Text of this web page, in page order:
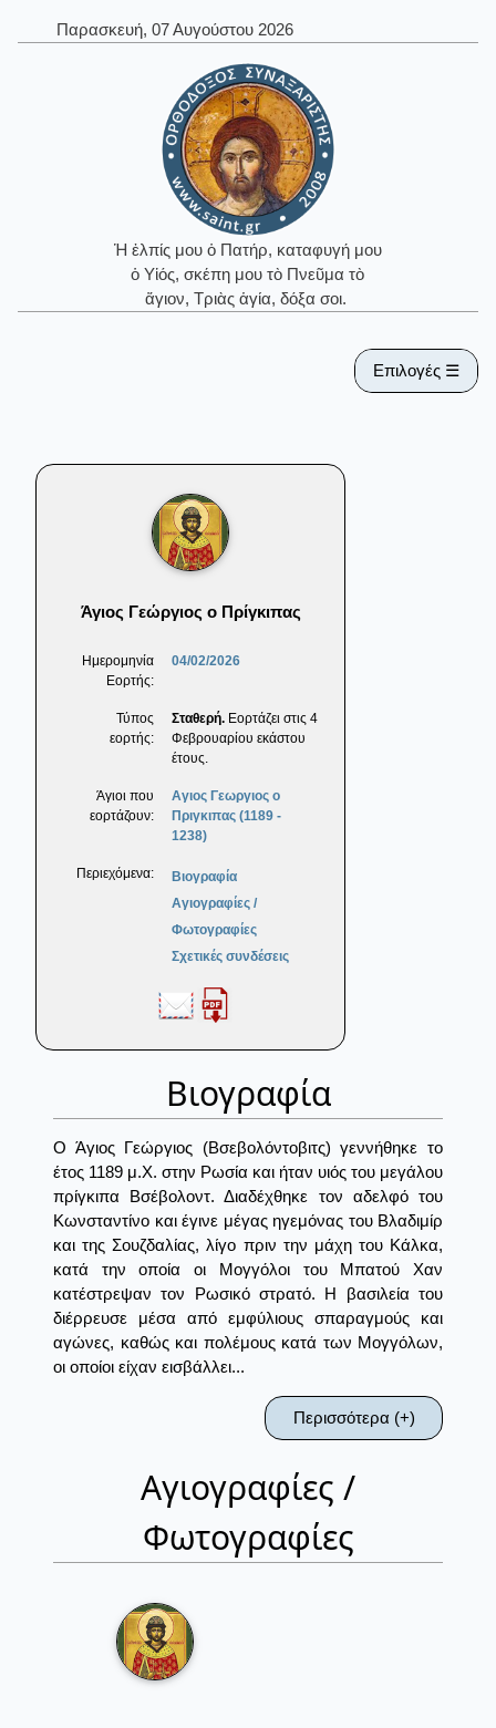
Παρασκευή, 07 Αυγούστου 2026
Ἡ ἐλπίς μου ὁ Πατήρ, καταφυγή μου
ὁ Υἱός, σκέπη μου τὸ Πνεῦμα τὸ
ἅγιον, Τριὰς ἁγία, δόξα σοι.
Επιλογές ☰
Άγιος Γεώργιος ο Πρίγκιπας
Ημερομηνία
Εορτής:
04/02/2026
Τύπος
εορτής:
Σταθερή. Εορτάζει στις 4
Φεβρουαρίου εκάστου
έτους.
Άγιοι που
εορτάζουν:
Αγιος Γεωργιος ο
Πριγκιπας (1189 -
1238)
Περιεχόμενα:
Βιογραφία
Αγιογραφίες /
Φωτογραφίες
Σχετικές συνδέσεις
Βιογραφία
Ο Άγιος Γεώργιος (Βσεβολόντοβιτς) γεννήθηκε το
έτος 1189 μ.Χ. στην Ρωσία και ήταν υιός του μεγάλου
πρίγκιπα Βσέβολοντ. Διαδέχθηκε τον αδελφό του
Κωνσταντίνο και έγινε μέγας ηγεμόνας του Βλαδιμίρ
και της Σουζδαλίας, λίγο πριν την μάχη του Κάλκα,
κατά την οποία οι Μογγόλοι του Μπατού Χαν
κατέστρεψαν τον Ρωσικό στρατό. Η βασιλεία του
διέρρευσε μέσα από εμφύλιους σπαραγμούς και
αγώνες, καθώς και πολέμους κατά των Μογγόλων,
οι οποίοι είχαν εισβάλλει...
Περισσότερα (+)
Αγιογραφίες /
Φωτογραφίες